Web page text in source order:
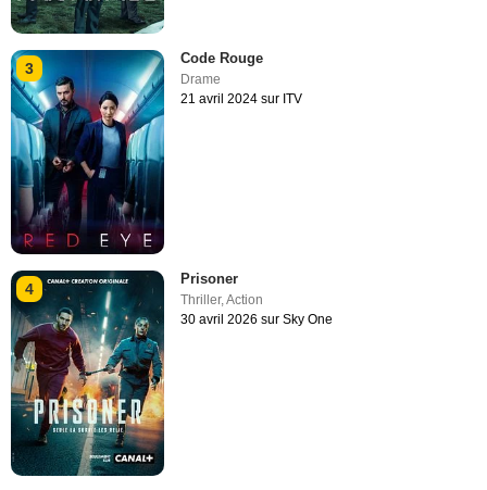
3
Code Rouge
Drame
21 avril 2024 sur ITV
4
Prisoner
Thriller,Action
30 avril 2026 sur Sky One